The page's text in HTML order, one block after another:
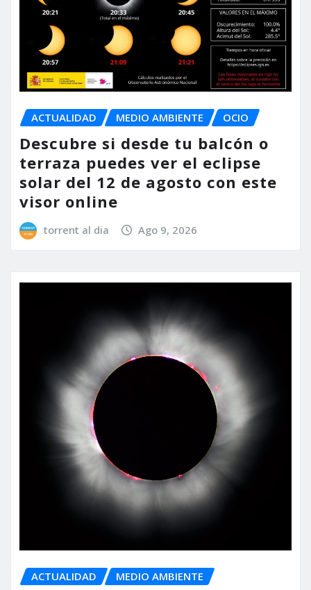
ACTUALIDAD MEDIO AMBIENTE OCIO
Descubre si desde tu balcón o
terraza puedes ver el eclipse
solar del 12 de agosto con este
visor online
torrent al dia Ago 9, 2026
ACTUALIDAD MEDIO AMBIENTE